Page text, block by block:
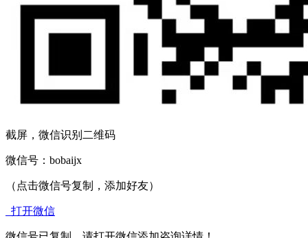
截屏，微信识别二维码
微信号： bobaijx
（点击微信号复制，添加好友）
打开微信